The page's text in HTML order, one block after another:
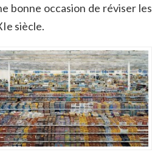
bonne occasion de réviser les
siècle.